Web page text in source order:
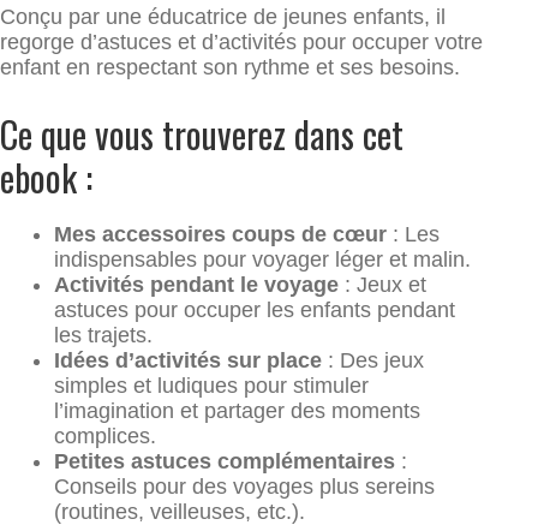
Conçu par une éducatrice de jeunes enfants, il
regorge d’astuces et d’activités pour occuper votre
enfant en respectant son rythme et ses besoins.
Ce que vous trouverez dans cet
ebook :
Mes accessoires coups de cœur : Les
indispensables pour voyager léger et malin.
Activités pendant le voyage : Jeux et
astuces pour occuper les enfants pendant
les trajets.
Idées d’activités sur place : Des jeux
simples et ludiques pour stimuler
l’imagination et partager des moments
complices.
Petites astuces complémentaires :
Conseils pour des voyages plus sereins
(routines, veilleuses, etc.).